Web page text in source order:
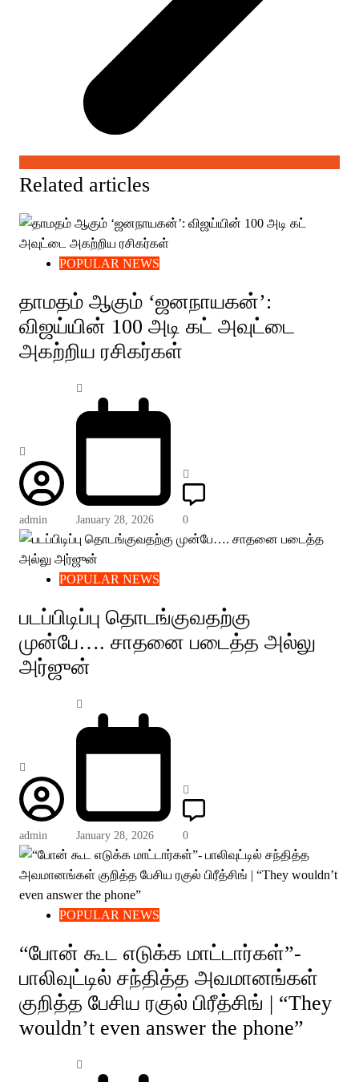
Related articles
POPULAR NEWS
தாமதம் ஆகும் ‘ஜனநாயகன்’:
விஜய்யின் 100 அடி கட் அவுட்டை
அகற்றிய ரசிகர்கள்
admin January 28, 2026 0
POPULAR NEWS
படப்பிடிப்பு தொடங்குவதற்கு
முன்பே…. சாதனை படைத்த அல்லு
அர்ஜுன்
admin January 28, 2026 0
POPULAR NEWS
“போன் கூட எடுக்க மாட்டார்கள்”-
பாலிவுட்டில் சந்தித்த அவமானங்கள்
குறித்த பேசிய ரகுல் பிரீத்சிங் | “They
wouldn’t even answer the phone”